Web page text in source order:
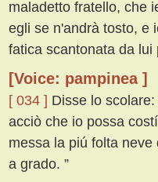
maladetto fratello, che
egli se n'andrà tosto, e
fatica scantonata da lui
[Voice: pampinea ]
[ 034 ] Disse lo
acciò che io possa
messa la piú folta
a grado. ”